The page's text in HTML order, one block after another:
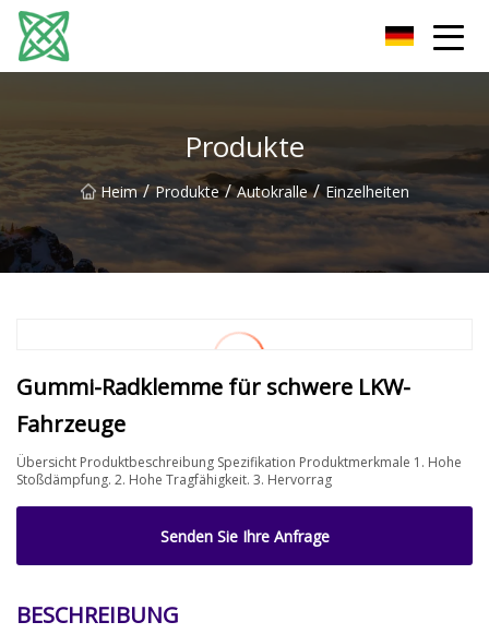
Produkte
Heim / Produkte / Autokralle / Einzelheiten
Gummi-Radklemme für schwere LKW-
Fahrzeuge
Übersicht Produktbeschreibung Spezifikation Produktmerkmale 1. Hohe
Stoßdämpfung. 2. Hohe Tragfähigkeit. 3. Hervorrag
Senden Sie Ihre Anfrage
BESCHREIBUNG